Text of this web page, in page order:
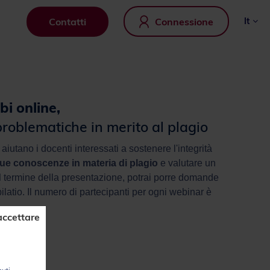
Contatti Connessione it
online,
in merito al plagio
i docenti interessati a sostenere l'integrità
conoscenze in materia di plagio e valutare un
termine della presentazione, potrai porre domande
Il numero di partecipanti per ogni webinar è